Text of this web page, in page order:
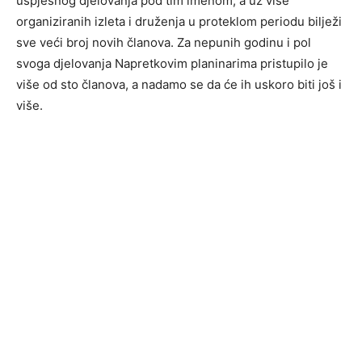
organiziranih izleta i druženja u proteklom periodu bilježi
sve veći broj novih članova. Za nepunih godinu i pol
svoga djelovanja Napretkovim planinarima pristupilo je
više od sto članova, a nadamo se da će ih uskoro biti još i
više.